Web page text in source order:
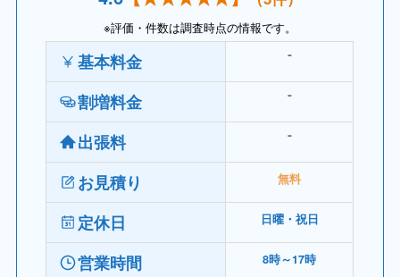
※評価・件数は調査時点の情報です。
基本料金 ⁻
割増料金 ⁻
出張料 ⁻
お見積り 無料
定休日 日曜・祝日
営業時間 8時～17時